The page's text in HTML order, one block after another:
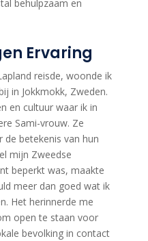
behulpzaam en
Ervaring
reisde, woonde ik
in Jokkmokk, Zweden.
en cultuur waar ik in
Sami-vrouw. Ze
betekenis van hun
mijn Zweedse
beperkt was, maakte
meer dan goed wat ik
Het herinnerde me
open te staan voor
bevolking in contact